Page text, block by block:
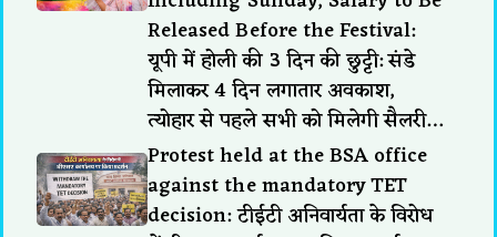
Released Before the Festival:
यूपी में होली की 3 दिन की छुट्टी: संडे
मिलाकर 4 दिन लगातार अवकाश,
त्योहार से पहले सभी को मिलेगी सैलरी…
Protest held at the BSA office
against the mandatory TET
decision: टीईटी अनिवार्यता के विरोध